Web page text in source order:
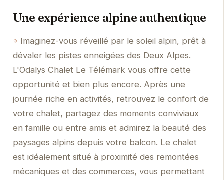
Une expérience alpine authentique
Imaginez-vous réveillé par le soleil alpin, prêt à
dévaler les pistes enneigées des Deux Alpes.
L'Odalys Chalet Le Télémark vous offre cette
opportunité et bien plus encore. Après une
journée riche en activités, retrouvez le confort de
votre chalet, partagez des moments conviviaux
en famille ou entre amis et admirez la beauté des
paysages alpins depuis votre balcon. Le chalet
est idéalement situé à proximité des remontées
mécaniques et des commerces, vous permettant